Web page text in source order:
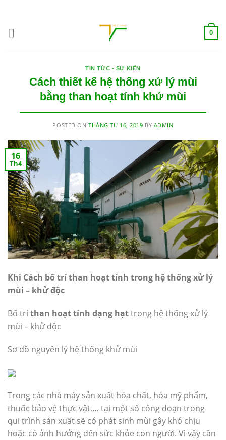
content
0
TIN TỨC - SỰ KIỆN
Cách thiết kế hệ thống xử lý mùi
bằng than hoạt tính khử mùi
POSTED ON THÁNG TƯ 16, 2019 BY ADMIN
16
Th4
Khi Cách bố trí than hoạt tính trong hệ thống xử lý
mùi – khử độc
Bố tríthan hoạt tính dạng hạttrong hệ thống xử lý
mùi – khử độc
Sơ đồ nguyên lý hệ thống khử mùi
Trong các nhà máy sản xuất hóa chất, hóa mỹ phẩm,
thuốc bảo vệ thực vật,… tại một số công đoạn trong
qui trình sản xuất sẽ có phát sinh mùi gây khó chịu
hoặc có ảnh hưởng đến sức khỏe con người. Vì vậy cần